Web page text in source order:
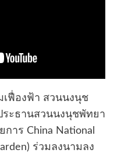
ฟื่องฟ้า สวนนงนุช
ะธานสวนนงนุชพัทยา
าร China National
ร่วมลงนามลง